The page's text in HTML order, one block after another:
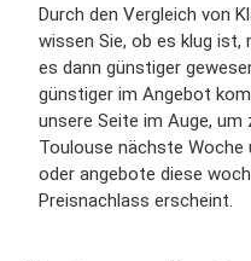
Durch den Vergleich von
wissen Sie, ob es klug
es dann günstiger
günstiger im Angebot
unsere Seite im Auge, um
Toulouse nächste
oder angebote diese
Preisnachlass erscheint.